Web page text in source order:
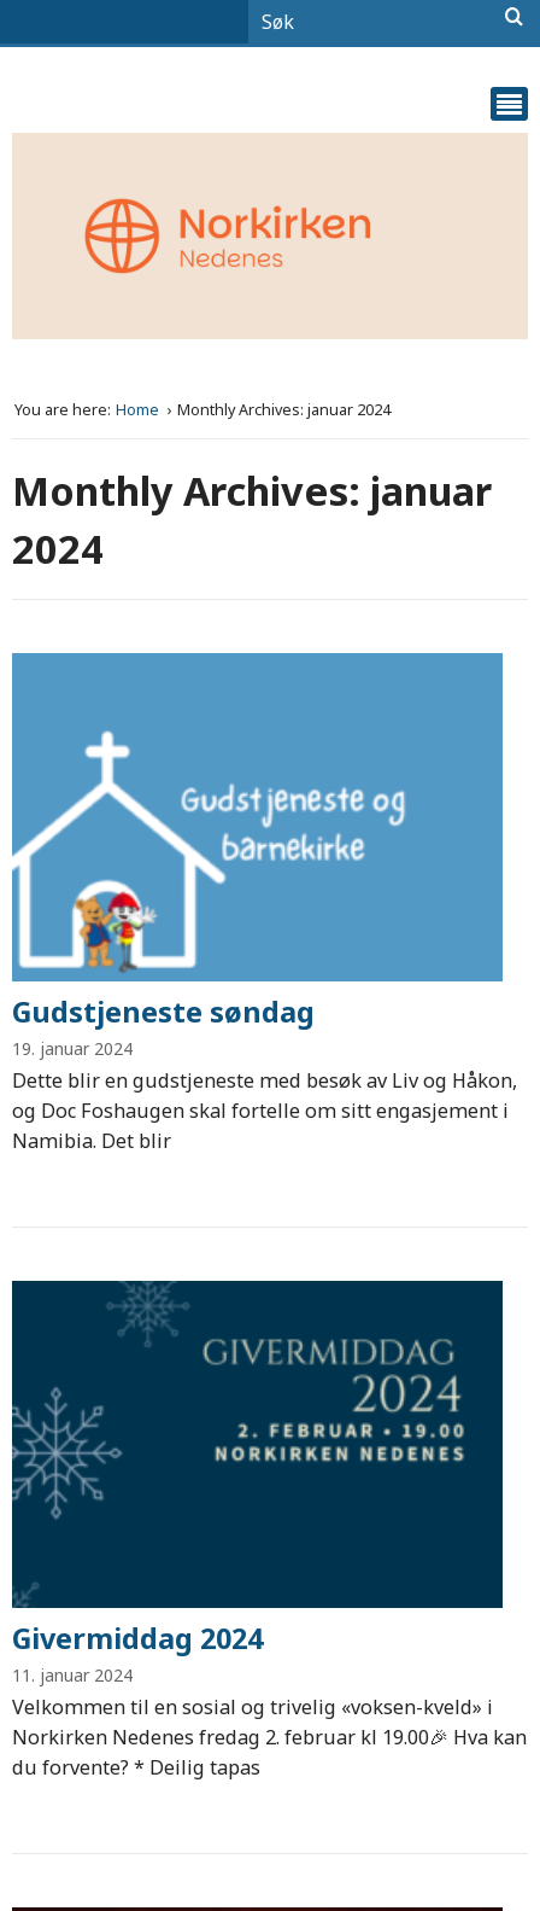
You are here: Home Monthly Archives: januar 2024
Monthly Archives: januar
2024
Gudstjeneste søndag
19. januar 2024
Dette blir en gudstjeneste med besøk av Liv og Håkon,
og Doc Foshaugen skal fortelle om sitt engasjement i
Namibia. Det blir
Givermiddag 2024
11. januar 2024
Velkommen til en sosial og trivelig «voksen-kveld» i
Norkirken Nedenes fredag 2. februar kl 19.00🎉 Hva kan
du forvente? * Deilig tapas